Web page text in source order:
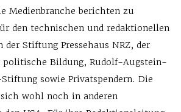
Medienbranche berichten zu
den technischen und redaktionellen
Stiftung Pressehaus NRZ, der
politische Bildung, Rudolf-Augstein-
sowie Privatspendern. Die
wohl noch in anderen